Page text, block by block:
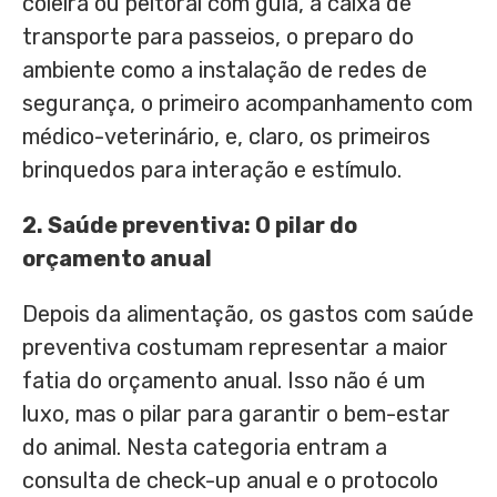
transporte para passeios, o preparo do
ambiente como a instalação de redes de
segurança, o primeiro acompanhamento com
médico-veterinário, e, claro, os primeiros
brinquedos para interação e estímulo.
2. Saúde preventiva: O pilar do
orçamento anual
Depois da alimentação, os gastos com saúde
preventiva costumam representar a maior
fatia do orçamento anual. Isso não é um
luxo, mas o pilar para garantir o bem-estar
do animal. Nesta categoria entram a
consulta de check-up anual e o protocolo